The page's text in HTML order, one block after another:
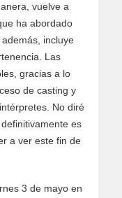
vuelve a
ha abordado
incluye
Las
gracias a lo
de casting y
No diré
es
a ver este fin de
3 de mayo en